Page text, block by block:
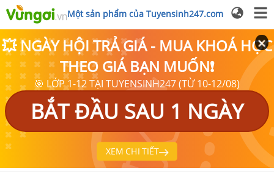
Một sản phẩm của Tuyensinh247.com
💥 NGÀY HỘI TRẢ GIÁ - MUA KHOÁ HỌC
THEO GIÁ BẠN MUỐN❗
🎯 LỚP 1-12 TẠI TUYENSINH247 (TỪ 10-12/08)
BẮT ĐẦU SAU 1 NGÀY
XEM CHI TIẾT